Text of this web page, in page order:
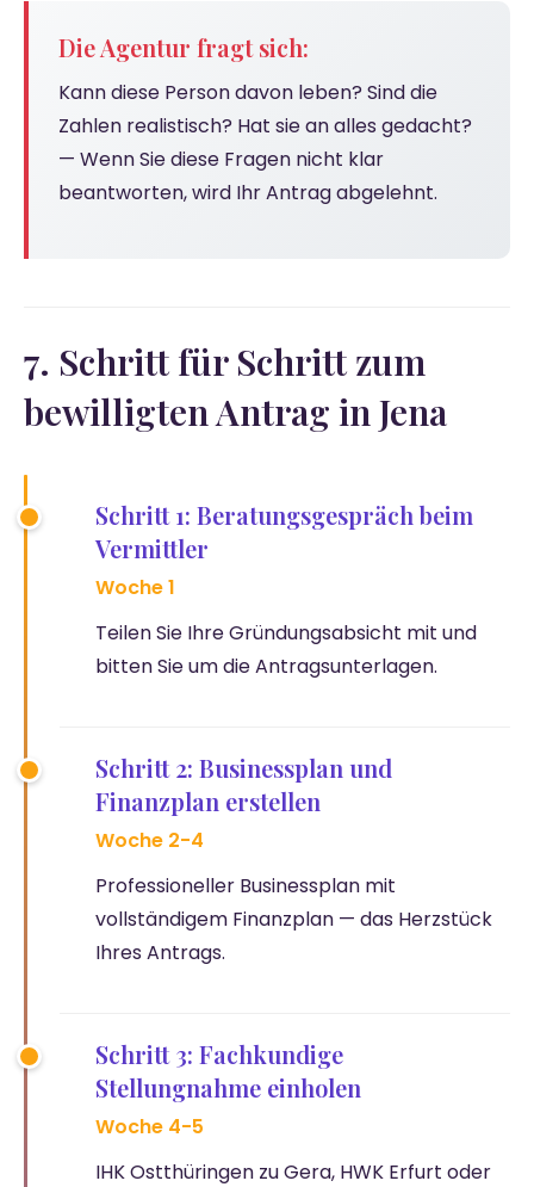
Die Agentur fragt sich:
Kann diese Person davon leben? Sind die
Zahlen realistisch? Hat sie an alles gedacht?
— Wenn Sie diese Fragen nicht klar
beantworten, wird Ihr Antrag abgelehnt.
7. Schritt für Schritt zum
bewilligten Antrag in Jena
Schritt 1: Beratungsgespräch beim
Vermittler
Woche 1
Teilen Sie Ihre Gründungsabsicht mit und
bitten Sie um die Antragsunterlagen.
Schritt 2: Businessplan und
Finanzplan erstellen
Woche 2-4
Professioneller Businessplan mit
vollständigem Finanzplan — das Herzstück
Ihres Antrags.
Schritt 3: Fachkundige
Stellungnahme einholen
Woche 4-5
IHK Ostthüringen zu Gera, HWK Erfurt oder